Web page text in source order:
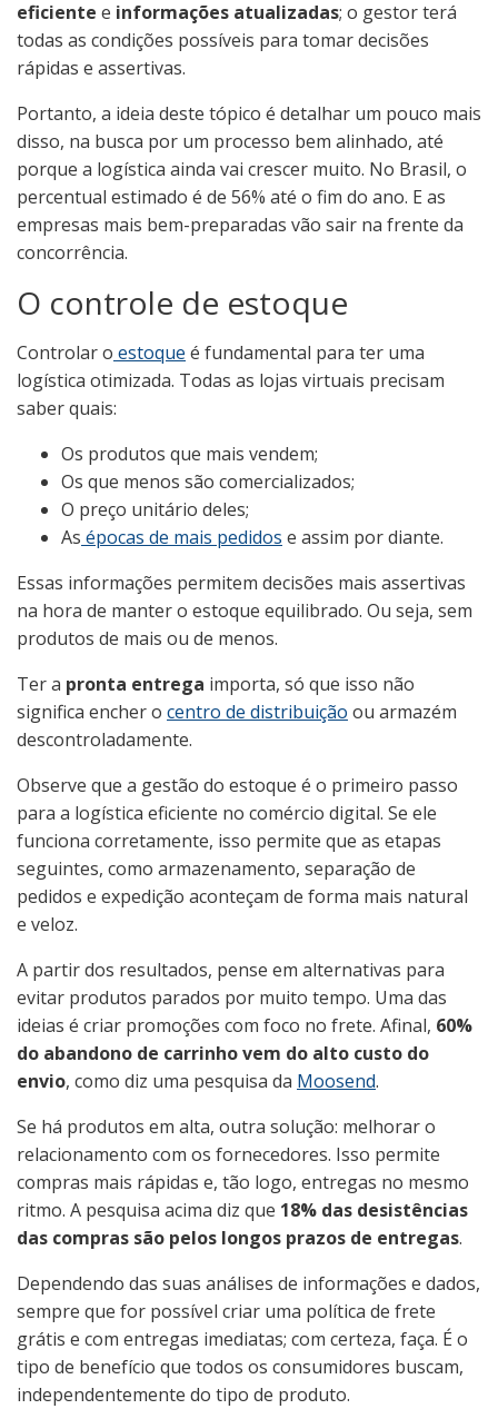
eficiente e informações atualizadas; o gestor terá
todas as condições possíveis para tomar decisões
rápidas e assertivas.
Portanto, a ideia deste tópico é detalhar um pouco mais
disso, na busca por um processo bem alinhado, até
porque a logística ainda vai crescer muito. No Brasil, o
percentual estimado é de 56% até o fim do ano. E as
empresas mais bem-preparadas vão sair na frente da
concorrência.
O controle de estoque
Controlar o estoque é fundamental para ter uma
logística otimizada. Todas as lojas virtuais precisam
saber quais:
Os produtos que mais vendem;
Os que menos são comercializados;
O preço unitário deles;
As épocas de mais pedidos e assim por diante.
Essas informações permitem decisões mais assertivas
na hora de manter o estoque equilibrado. Ou seja, sem
produtos de mais ou de menos.
Ter a pronta entrega importa, só que isso não
significa encher o centro de distribuição ou armazém
descontroladamente.
Observe que a gestão do estoque é o primeiro passo
para a logística eficiente no comércio digital. Se ele
funciona corretamente, isso permite que as etapas
seguintes, como armazenamento, separação de
pedidos e expedição aconteçam de forma mais natural
e veloz.
A partir dos resultados, pense em alternativas para
evitar produtos parados por muito tempo. Uma das
ideias é criar promoções com foco no frete. Afinal, 60%
do abandono de carrinho vem do alto custo do
envio, como diz uma pesquisa da Moosend.
Se há produtos em alta, outra solução: melhorar o
relacionamento com os fornecedores. Isso permite
compras mais rápidas e, tão logo, entregas no mesmo
ritmo. A pesquisa acima diz que 18% das desistências
das compras são pelos longos prazos de entregas.
Dependendo das suas análises de informações e dados,
sempre que for possível criar uma política de frete
grátis e com entregas imediatas; com certeza, faça. É o
tipo de benefício que todos os consumidores buscam,
independentemente do tipo de produto.